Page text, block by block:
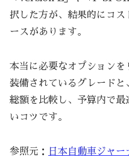
択した方が、結果的にコ
ースがあります。
本当に必要なオプション
装備されているグレード
総額を比較し、予算内で
いコツです。
参照元： 日本自動車ジャー